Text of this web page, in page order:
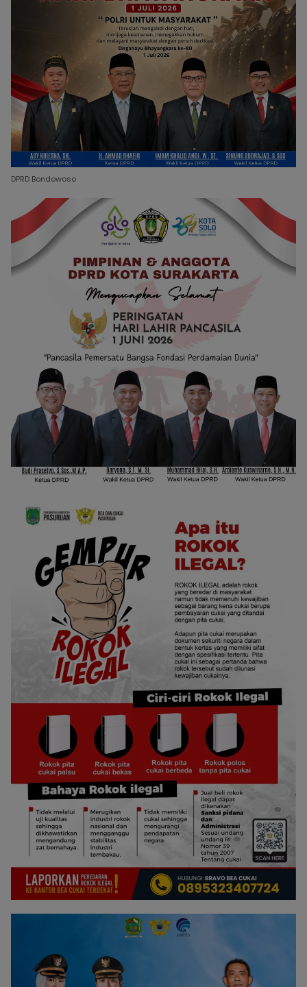
DPRD Bondowoso